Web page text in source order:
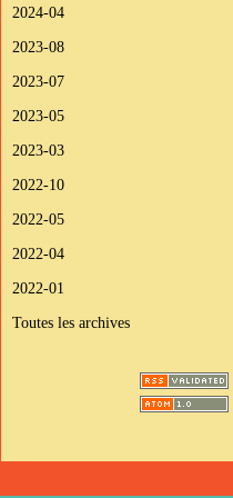
2024-04
2023-08
2023-07
2023-05
2023-03
2022-10
2022-05
2022-04
2022-01
Toutes les archives